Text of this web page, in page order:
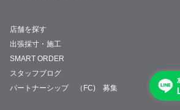
店舗を探す
出張採寸・施工
SMART ORDER
スタッフブログ
パートナーシップ （FC) 募集